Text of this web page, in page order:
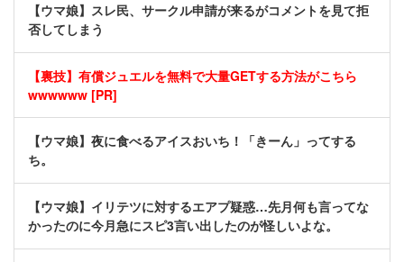
【ウマ娘】スレ民、サークル申請が来るがコメントを見て拒
否してしまう
【裏技】有償ジュエルを無料で大量GETする方法がこちら
wwwwww [PR]
【ウマ娘】夜に食べるアイスおいち！「きーん」ってする
ち。
【ウマ娘】イリテツに対するエアプ疑惑…先月何も言ってな
かったのに今月急にスピ3言い出したのが怪しいよな。